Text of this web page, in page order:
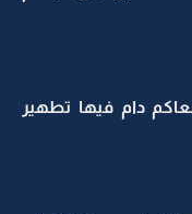
دام فيها تطهير